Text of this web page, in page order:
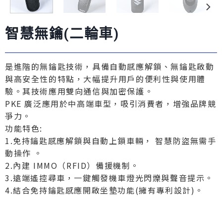
智慧無鑰(二輪車)
是進階的無鑰匙技術，具備自動感應解鎖、無鑰匙啟動
與高安全性的特點，大幅提升用戶的便利性與使用體
驗。其技術應用雙向通信與加密保護。
PKE 廣泛應用於中高端車型，吸引消費者，增強品牌競
爭力。
功能特色:
1.免持鑰匙感應解鎖與自動上鎖車輛， 智慧防盜無需手
動操作 。
2.內建 IMMO（RFID）備援機制。
3.遠端遙控尋車，一鍵觸發機車燈光閃爍與聲音提示。
4.結合免持鑰匙感應開啟坐墊功能(擁有專利設計)。